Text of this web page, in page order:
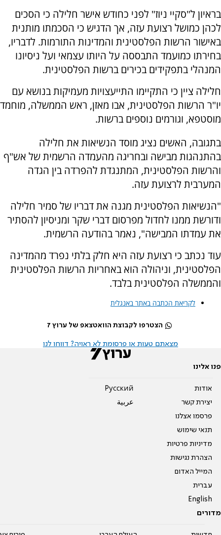
בראיון ל"סקיי ניוז" לפני כחודש אישר חלילה כי הסכים
לכהן כמושל רצועת עזה, אך הדגיש כי הסכמתו מותנית
באישור הרשות הפלסטינית והמדינות התורמות. לדבריו,
בחירתו כמועמד התבססה על היותו עצמאי ועל ניסיונו
המנהלי בתפקידים בכירים ברשות הפלסטינית.
חלילה ציין כי התקיימו התייעצויות מעמיקות בנושא עם
יו"ר הרשות הפלסטינית, אבו מאזן, ראש הממשלה, מוחמד
מוסטפא, וגורמים נוספים ברשות.
בתגובה, האשים נציג מוסד הנשיאות את חלילה
בהתנהגות מבישה ובחריגה מהעמדה הרשמית של אש"ף
והרשות הפלסטינית, המתנגדת להפרדה בין הגדה
המערבית לרצועת עזה.
"הנשיאות הפלסטינית מגנה את דבריו של סמיר חלילה
ודורשת ממנו לחדול מפרסום דברי שקר ומניסיון להסתיר
את עמדתו המבישה", נאמר בהודעה הרשמית.
עוד נכתב כי רצועת עזה היא חלק בלתי נפרד מהמדינה
הפלסטינית, וניהולה הוא באחריות הרשות הפלסטינית
והממשלה הפלסטינית בלבד.
לקריאת הכתבה באתר באנגלית
הצטרפו לקבוצת הוואטצאפ של ערוץ 7
מצאתם טעות או פרסומת לא ראויה? דווחו לנו
פנו אלינו
אודות
יצירת קשר
פרסמו אצלנו
תנאי שימוש
מדיניות פרטיות
הצהרת נגישות
המייל האדום
עברית
English
Pусский
عربية
מדורים